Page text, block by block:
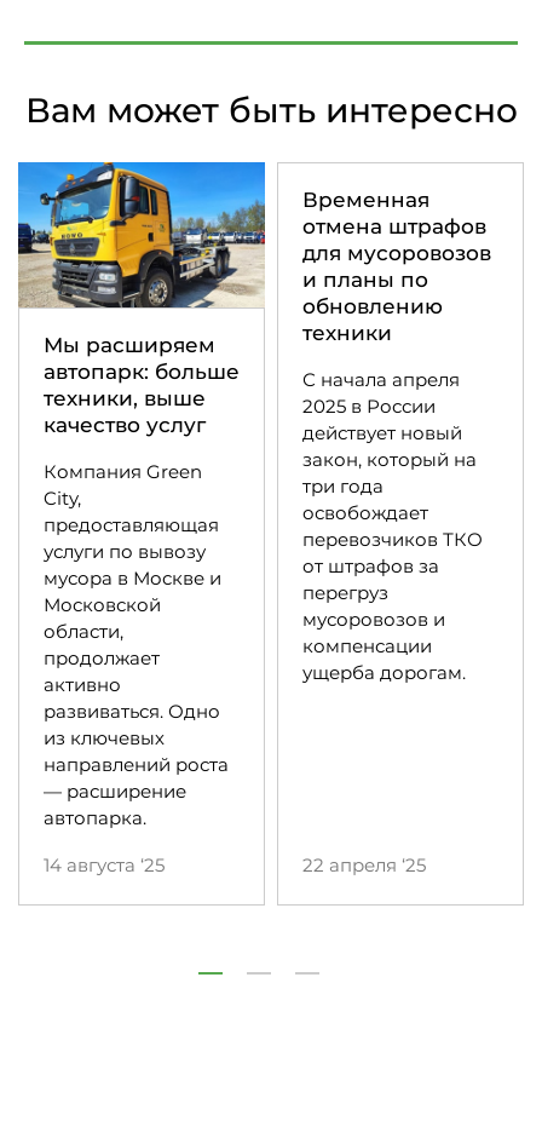
Вам может быть интересно
Мы расширяем
автопарк: больше
техники, выше
качество услуг
Компания Green
City,
предоставляющая
услуги по вывозу
мусора в Москве и
Московской
области,
продолжает
активно
развиваться. Одно
из ключевых
направлений роста
— расширение
автопарка.
14 августа ‘25
Временная
отмена штрафов
для мусоровозов
и планы по
обновлению
техники
С начала апреля
2025 в России
действует новый
закон, который на
три года
освобождает
перевозчиков ТКО
от штрафов за
перегруз
мусоровозов и
компенсации
ущерба дорогам.
22 апреля ‘25